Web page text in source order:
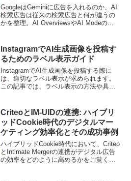
GoogleはGeminiに広告を入れるのか、AI
検索広告は従来の検索広告と何が違うの
かを整理。AI OverviewsやAI Modeの広
記事、コンテンツクラスター設計を実務
視点で解説します
InstagramでAI生成画像を投稿す
るためのラベル表示ガイド
InstagramでAI生成画像を投稿する際に
は、適切なラベル表示が求められます。
この記事では、ラベル表示の方法や具体
CriteoとIM-UIDの連携: ハイブリ
ッドCookie時代のデジタルマー
ケティング効率化とその成功事例
ハイブリッドCookie時代において、Criteo
とIntimate Mergerの連携がデジタル広告
の効率をどのように高めるかをご覧くだ